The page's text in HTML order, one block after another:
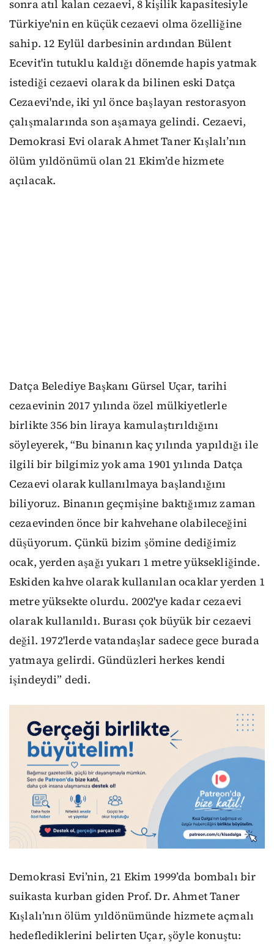
sonra atıl kalan cezaevi, 8 kişilik kapasitesiyle
Türkiye'nin en küçük cezaevi olma özelliğine
sahip. 12 Eylül darbesinin ardından Bülent
Ecevit'in tutuklu kaldığı dönemde hapis yatmak
istediği cezaevi olarak da bilinen eski Datça
Cezaevi'nde, iki yıl önce başlayan restorasyon
çalışmalarında son aşamaya gelindi. Cezaevi,
Demokrasi Evi olarak Ahmet Taner Kışlalı’nın
ölüm yıldönümü olan 21 Ekim’de hizmete
açılacak.
Datça Belediye Başkanı Gürsel Uçar, tarihi
cezaevinin 2017 yılında özel mülkiyetlerle
birlikte 356 bin liraya kamulaştırıldığını
söyleyerek, “Bu binanın kaç yılında yapıldığı ile
ilgili bir bilgimiz yok ama 1901 yılında Datça
Cezaevi olarak kullanılmaya başlandığını
biliyoruz. Binanın geçmişine baktığımız zaman
cezaevinden önce bir kahvehane olabileceğini
düşüyorum. Çünkü bizim şömine dediğimiz
ocak, yerden aşağı yukarı 1 metre yüksekliğinde.
Eskiden kahve olarak kullanılan ocaklar yerden 1
metre yüksekte olurdu. 2002'ye kadar cezaevi
olarak kullanıldı. Burası çok büyük bir cezaevi
değil. 1972'lerde vatandaşlar sadece gece burada
yatmaya gelirdi. Gündüzleri herkes kendi
işindeydi” dedi.
Demokrasi Evi’nin, 21 Ekim 1999’da bombalı bir
suikasta kurban giden Prof. Dr. Ahmet Taner
Kışlalı’nın ölüm yıldönümünde hizmete açmalı
hedeflediklerini belirten Uçar, şöyle konuştu: